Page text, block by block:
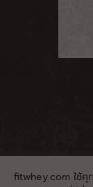
fitwhey.com ใช้คุ